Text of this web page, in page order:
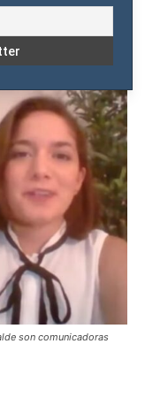
son comunicadoras